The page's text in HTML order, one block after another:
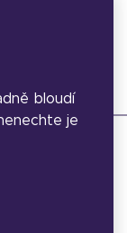
bloudí
je